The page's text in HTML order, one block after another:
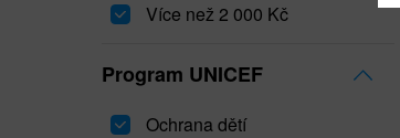
Více než 2 000 Kč
Program UNICEF
Ochrana dětí